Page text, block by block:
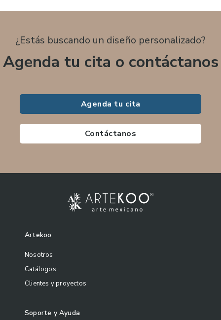
¿Estás buscando un diseño personalizado?
Agenda tu cita o contáctanos
Agenda tu cita
Contáctanos
Artekoo
Nosotros
Catálogos
Clientes y proyectos
Soporte y Ayuda